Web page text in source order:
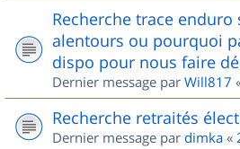
Recherche trace enduro
alentours ou pourquoi
dispo pour nous faire
Dernier message par Will817
Recherche retraités
Dernier message par dimka «